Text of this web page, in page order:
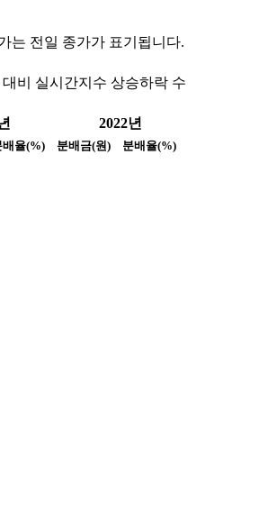
는 전일 종가가 표기됩니다.
비 실시간지수 상승하락 수
2022년
배율(%) 분배금(원)
분배율(%)